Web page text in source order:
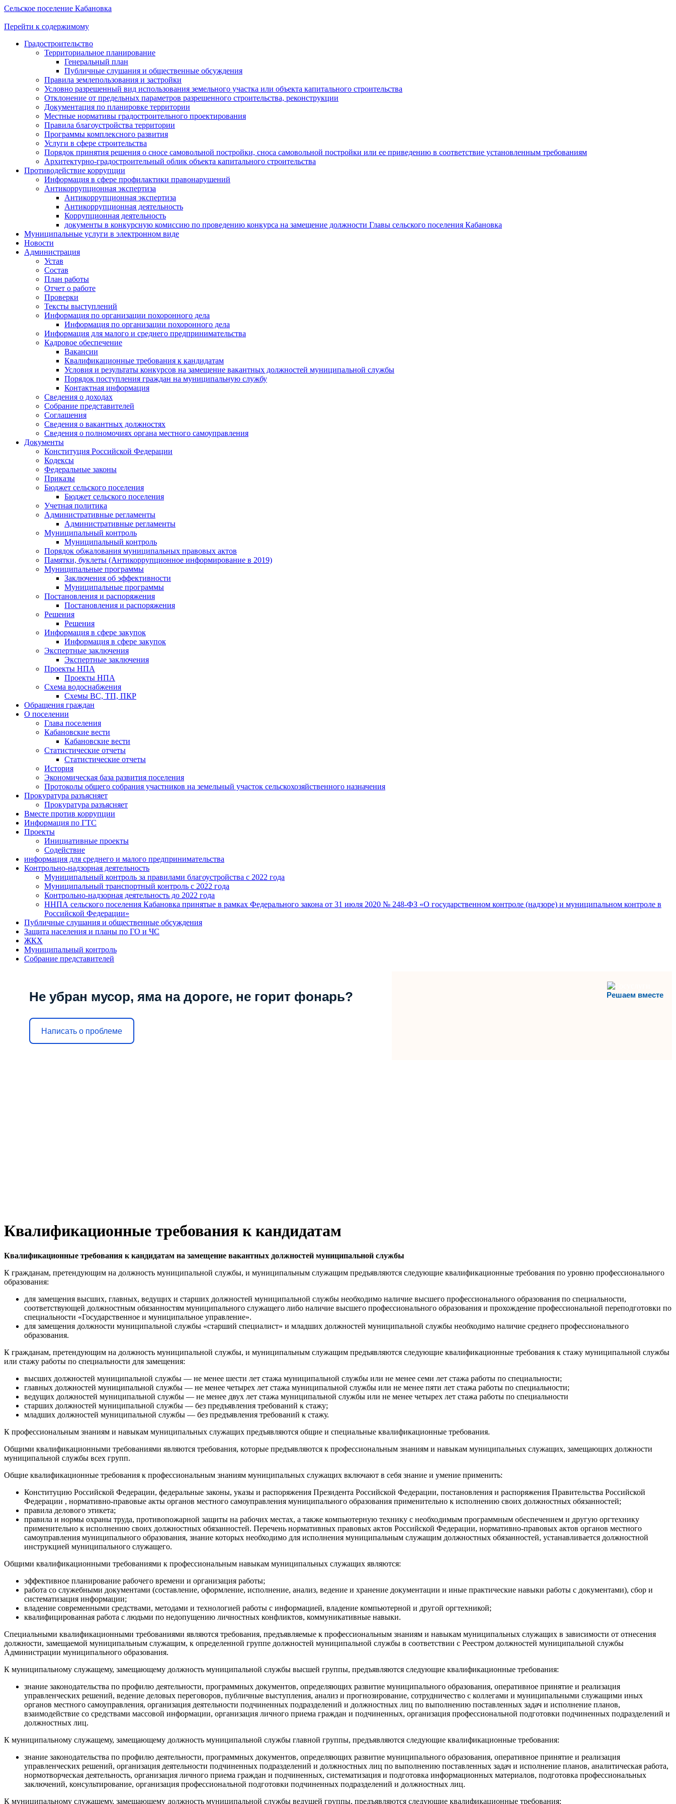
Сельское поселение Кабановка
Перейти к содержимому
Градостроительство
Территориальное планирование
Генеральный план
Публичные слушания и общественные обсуждения
Правила землепользования и застройки
Условно разрешенный вид использования земельного участка или объекта капитального строительства
Отклонение от предельных параметров разрешенного строительства, реконструкции
Документация по планировке территории
Местные нормативы градостроительного проектирования
Правила благоустройства территории
Программы комплексного развития
Услуги в сфере строительства
Порядок принятия решения о сносе самовольной постройки, сноса самовольной постройки или ее приведению в соответствие установленным требованиям
Архитектурно-градостроительный облик объекта капитального строительства
Противодействие коррупции
Информация в сфере профилактики правонарушений
Антикоррупционная экспертиза
Антикоррупционная экспертиза
Антикоррупционная деятельность
Коррупционная деятельность
документы в конкурсную комиссию по проведению конкурса на замещение должности Главы сельского поселения Кабановка
Муниципальные услуги в электронном виде
Новости
Администрация
Устав
Состав
План работы
Отчет о работе
Проверки
Тексты выступлений
Информация по организации похоронного дела
Информация по организации похоронного дела
Информация для малого и среднего предпринимательства
Кадровое обеспечение
Вакансии
Квалификационные требования к кандидатам
Условия и результаты конкурсов на замещение вакантных должностей муниципальной службы
Порядок поступления граждан на муниципальную службу
Контактная информация
Сведения о доходах
Собрание представителей
Соглашения
Сведения о вакантных должностях
Сведения о полномочиях органа местного самоуправления
Документы
Конституция Российской Федерации
Кодексы
Федеральные законы
Приказы
Бюджет сельского поселения
Бюджет сельского поселения
Учетная политика
Административные регламенты
Административные регламенты
Муниципальный контроль
Муниципальный контроль
Порядок обжалования муниципальных правовых актов
Памятки, буклеты (Антикоррупционное информирование в 2019)
Муниципальные программы
Заключения об эффективности
Муниципальные программы
Постановления и распоряжения
Постановления и распоряжения
Решения
Решения
Информация в сфере закупок
Информация в сфере закупок
Экспертные заключения
Экспертные заключения
Проекты НПА
Проекты НПА
Схема водоснабжения
Схемы ВС, ТП, ПКР
Обращения граждан
О поселении
Глава поселения
Кабановские вести
Кабановские вести
Статистические отчеты
Статистические отчеты
История
Экономическая база развития поселения
Протоколы общего собрания участников на земельный участок сельскохозяйственного назначения
Прокуратура разъясняет
Прокуратура разъясняет
Вместе против коррупции
Информация по ГТС
Проекты
Инициативные проекты
Содействие
информация для среднего и малого предпринимательства
Контрольно-надзорная деятельность
Муниципальный контроль за правилами благоустройства с 2022 года
Муниципальный транспортный контроль с 2022 года
Контрольно-надзорная деятельность до 2022 года
ННПА сельского поселения Кабановка принятые в рамках Федерального закона от 31 июля 2020 № 248-ФЗ «О государственном контроле (надзоре) и муниципальном контроле в
Российской Федерации»
Публичные слушания и общественные обсуждения
Защита населения и планы по ГО и ЧС
ЖКХ
Муниципальный контроль
Собрание представителей
Решаем вместе
Не убран мусор, яма на дороге, не горит фонарь?
Написать о проблеме
Квалификационные требования к кандидатам
Квалификационные требования к кандидатам на замещение вакантных должностей муниципальной службы
К гражданам, претендующим на должность муниципальной службы, и муниципальным служащим предъявляются следующие квалификационные требования по уровню профессионального
образования:
для замещения высших, главных, ведущих и старших должностей муниципальной службы необходимо наличие высшего профессионального образования по специальности,
соответствующей должностным обязанностям муниципального служащего либо наличие высшего профессионального образования и прохождение профессиональной переподготовки по
специальности «Государственное и муниципальное управление».
для замещения должности муниципальной службы «старший специалист» и младших должностей муниципальной службы необходимо наличие среднего профессионального
образования.
К гражданам, претендующим на должность муниципальной службы, и муниципальным служащим предъявляются следующие квалификационные требования к стажу муниципальной службы
или стажу работы по специальности для замещения:
высших должностей муниципальной службы — не менее шести лет стажа муниципальной службы или не менее семи лет стажа работы по специальности;
главных должностей муниципальной службы — не менее четырех лет стажа муниципальной службы или не менее пяти лет стажа работы по специальности;
ведущих должностей муниципальной службы — не менее двух лет стажа муниципальной службы или не менее четырех лет стажа работы по специальности
старших должностей муниципальной службы — без предъявления требований к стажу;
младших должностей муниципальной службы — без предъявления требований к стажу.
К профессиональным знаниям и навыкам муниципальных служащих предъявляются общие и специальные квалификационные требования.
Общими квалификационными требованиями являются требования, которые предъявляются к профессиональным знаниям и навыкам муниципальных служащих, замещающих должности
муниципальной службы всех групп.
Общие квалификационные требования к профессиональным знаниям муниципальных служащих включают в себя знание и умение применить:
Конституцию Российской Федерации, федеральные законы, указы и распоряжения Президента Российской Федерации, постановления и распоряжения Правительства Российской
Федерации , нормативно-правовые акты органов местного самоуправления муниципального образования применительно к исполнению своих должностных обязанностей;
правила делового этикета;
правила и нормы охраны труда, противопожарной защиты на рабочих местах, а также компьютерную технику с необходимым программным обеспечением и другую оргтехнику
применительно к исполнению своих должностных обязанностей. Перечень нормативных правовых актов Российской Федерации, нормативно-правовых актов органов местного
самоуправления муниципального образования, знание которых необходимо для исполнения муниципальным служащим должностных обязанностей, устанавливается должностной
инструкцией муниципального служащего.
Общими квалификационными требованиями к профессиональным навыкам муниципальных служащих являются:
эффективное планирование рабочего времени и организация работы;
работа со служебными документами (составление, оформление, исполнение, анализ, ведение и хранение документации и иные практические навыки работы с документами), сбор и
систематизация информации;
владение современными средствами, методами и технологией работы с информацией, владение компьютерной и другой оргтехникой;
квалифицированная работа с людьми по недопущению личностных конфликтов, коммуникативные навыки.
Специальными квалификационными требованиями являются требования, предъявляемые к профессиональным знаниям и навыкам муниципальных служащих в зависимости от отнесения
должности, замещаемой муниципальным служащим, к определенной группе должностей муниципальной службы в соответствии с Реестром должностей муниципальной службы
Администрации муниципального образования.
К муниципальному служащему, замещающему должность муниципальной службы высшей группы, предъявляются следующие квалификационные требования:
знание законодательства по профилю деятельности, программных документов, определяющих развитие муниципального образования, оперативное принятие и реализация
управленческих решений, ведение деловых переговоров, публичные выступления, анализ и прогнозирование, сотрудничество с коллегами и муниципальными служащими иных
органов местного самоуправления, организация деятельности подчиненных подразделений и должностных лиц по выполнению поставленных задач и исполнение планов,
взаимодействие со средствами массовой информации, организация личного приема граждан и подчиненных, организация профессиональной подготовки подчиненных подразделений и
должностных лиц.
К муниципальному служащему, замещающему должность муниципальной службы главной группы, предъявляются следующие квалификационные требования:
знание законодательства по профилю деятельности, программных документов, определяющих развитие муниципального образования, оперативное принятие и реализация
управленческих решений, организация деятельности подчиненных подразделений и должностных лиц по выполнению поставленных задач и исполнение планов, аналитическая работа,
нормотворческая деятельность, организация личного приема граждан и подчиненных, систематизация и подготовка информационных материалов, подготовка профессиональных
заключений, консультирование, организация профессиональной подготовки подчиненных подразделений и должностных лиц.
К муниципальному служащему, замещающему должность муниципальной службы ведущей группы, предъявляются следующие квалификационные требования: